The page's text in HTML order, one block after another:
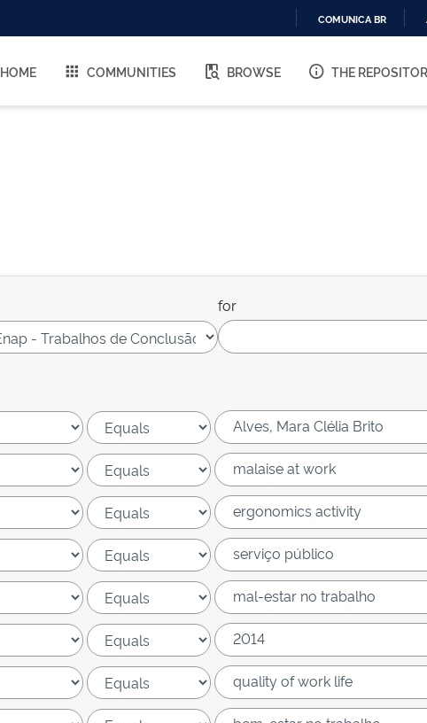
O
COMUNICA BR
HOME COMMUNITIES BROWSE THE
for